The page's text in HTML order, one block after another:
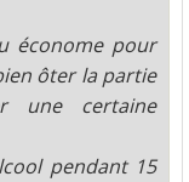
économe pour
ôter la partie
une certaine
pendant 15